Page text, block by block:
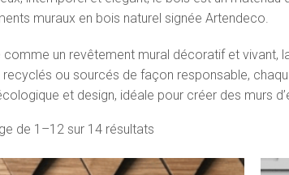
muraux en bois naturel signée Artendeco.
comme un revêtement mural décoratif et vivant,
recyclés ou sourcés de façon responsable,
et design, idéale pour créer des murs
de 1–12 sur 14 résultats